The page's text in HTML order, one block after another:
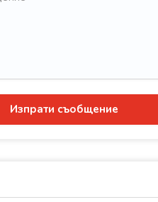
Изпрати съобщение